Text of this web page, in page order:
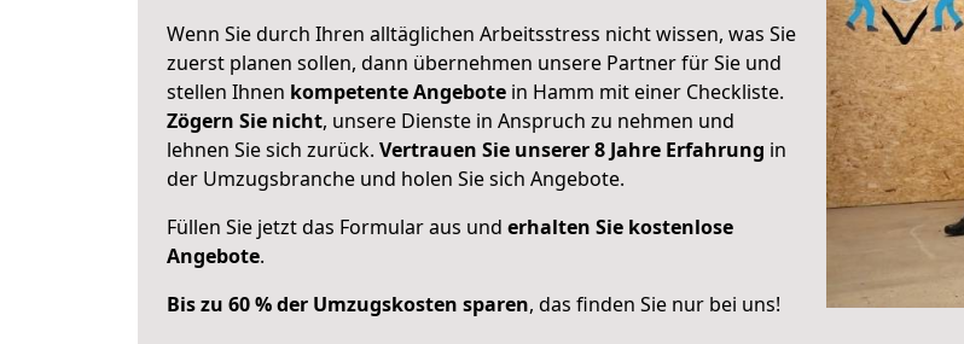
Wenn Sie durch Ihren alltäglichen Arbeitsstress nicht wissen, was Sie
zuerst planen sollen, dann übernehmen unsere Partner für Sie und
stellen Ihnen kompetente Angebote in Hamm mit einer Checkliste.
Zögern Sie nicht, unsere Dienste in Anspruch zu nehmen und
lehnen Sie sich zurück. Vertrauen Sie unserer 8 Jahre Erfahrung in
der Umzugsbranche und holen Sie sich Angebote.
Füllen Sie jetzt das Formular aus und erhalten Sie kostenlose
Angebote.
Bis zu 60 % der Umzugskosten sparen, das finden Sie nur bei uns!